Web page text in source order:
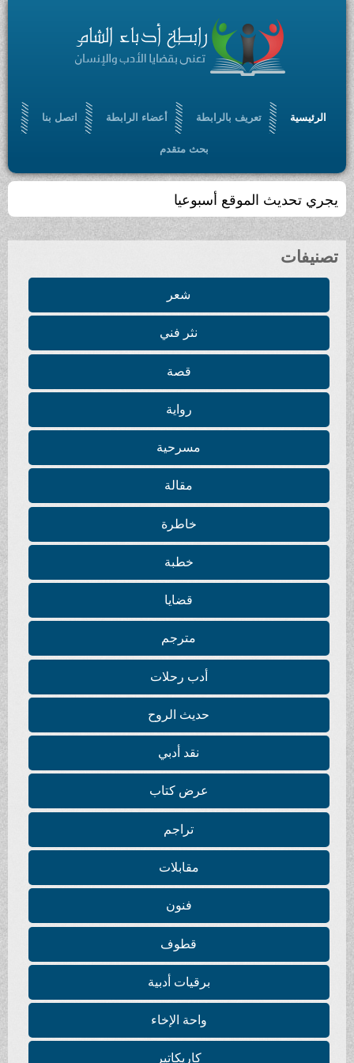
الرئيسية تعريف بالرابطة أعضاء الرابطة اتصل بنا
بحث متقدم
يجري تحديث الموقع أسبوعيا
تصنيفات
شعر
نثر فني
قصة
رواية
مسرحية
مقالة
خاطرة
خطبة
قضايا
مترجم
أدب رحلات
حديث الروح
نقد أدبي
عرض كتاب
تراجم
مقابلات
فنون
قطوف
برقيات أدبية
واحة الإخاء
كاريكاتير